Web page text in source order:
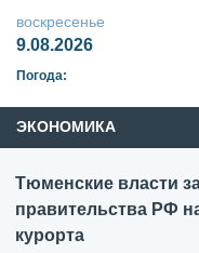
воскресенье
9.08.2026
Погода:
ЭКОНОМИКА
Тюменские власти
правительства РФ
курорта